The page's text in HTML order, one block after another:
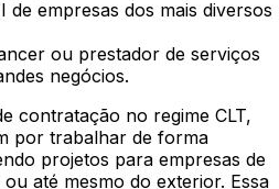
de empresas dos mais diversos
ou prestador de serviços
negócios.
contratação no regime CLT,
por trabalhar de forma
projetos para empresas de
até mesmo do exterior. Essa